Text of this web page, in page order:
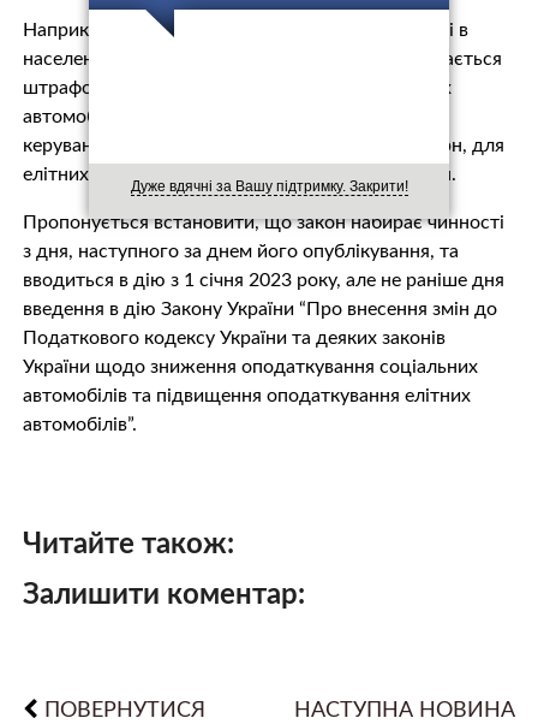
Дуже вдячні за Вашу підтримку. Закрити!
Наприклад, на сьогодні перевищення швидкості в
населених пунктах більше ніж на 20 км/год карається
штрафом у 340 грн, тобто для власників елітних
автомобілів ця цифра складатиме 3 400 грн за
керування без прав передбачено штраф 3 400 грн, для
елітних автомобілів ця цифра буде 34 тисячі грн.
Пропонується встановити, що закон набирає чинності
з дня, наступного за днем його опублікування, та
вводиться в дію з 1 січня 2023 року, але не раніше дня
введення в дію Закону України “Про внесення змін до
Податкового кодексу України та деяких законів
України щодо зниження оподаткування соціальних
автомобілів та підвищення оподаткування елітних
автомобілів”.
Читайте також:
Залишити коментар:
ПОВЕРНУТИСЯ НАСТУПНА НОВИНА